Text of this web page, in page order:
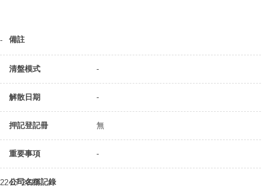
備註
-
清盤模式 -
解散日期 -
押記登記冊 無
重要事項 -
公司名稱記錄
22-07-2013